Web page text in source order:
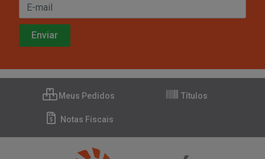
Meus Pedidos Títulos
Notas Fiscais